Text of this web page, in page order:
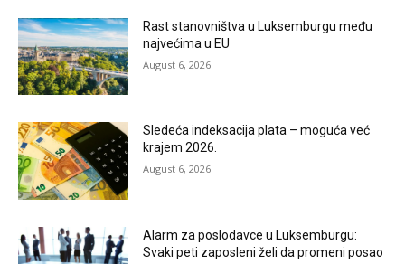
Rast stanovništva u Luksemburgu među
najvećima u EU
August 6, 2026
Sledeća indeksacija plata – moguća već
krajem 2026.
August 6, 2026
Alarm za poslodavce u Luksemburgu:
Svaki peti zaposleni želi da promeni posao